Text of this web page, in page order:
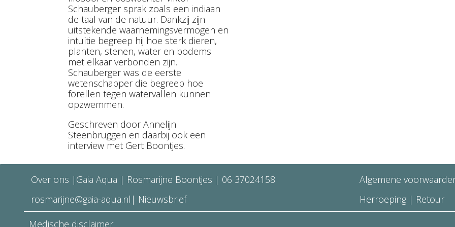
Schauberger sprak zoals een indiaan
de taal van de natuur. Dankzij zijn
uitstekende waarnemingsvermogen en
intuïtie begreep hij hoe sterk dieren,
planten, stenen, water en bodems
met elkaar verbonden zijn.
Schauberger was de eerste
wetenschapper die begreep hoe
forellen tegen watervallen kunnen
opzwemmen.
Geschreven door Annelijn
Steenbruggen en daarbij ook een
interview met Gert Boontjes.
Over ons |Gaia Aqua | Rosmarijne Boontjes | 06 37024158
rosmarijne@gaia-aqua.nl | Nieuwsbrief
Algemene
Herroeping | Retour
Medische disclaimer